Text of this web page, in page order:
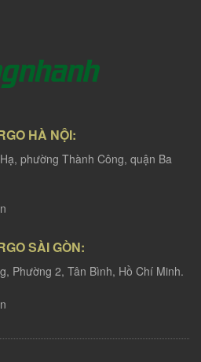
HÀ NỘI:
phường Thành Công, quận Ba
SÀI GÒN:
Phường 2, Tân Bình, Hồ Chí Minh.